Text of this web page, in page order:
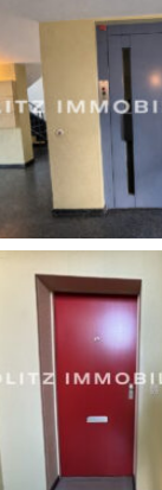
runden die
Die
überzeugt
die attraktive
persönlichen
Anfrage und